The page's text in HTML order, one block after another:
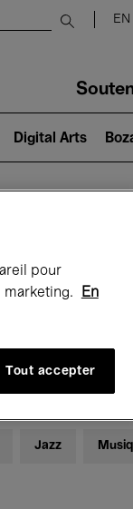
Submit
EN
Digital Arts
Jazz
pour
marketing.
En
Tout accepter